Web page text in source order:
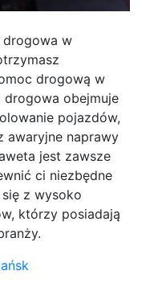
drogowa w
drogową w
drogowa obejmuje
pojazdów,
awaryjne naprawy
jest zawsze
ci niezbędne
się z wysoko
którzy posiadają